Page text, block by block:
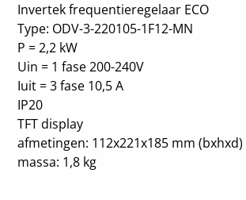
Invertek frequentieregelaar ECO
Type: ODV-3-220105-1F12-MN
P = 2,2 kW
Uin = 1 fase 200-240V
Iuit = 3 fase 10,5 A
IP20
TFT display
afmetingen: 112x221x185 mm (bxhxd)
massa: 1,8 kg